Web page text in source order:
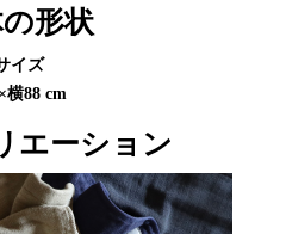
形状
イズ
横88 cm
エーション